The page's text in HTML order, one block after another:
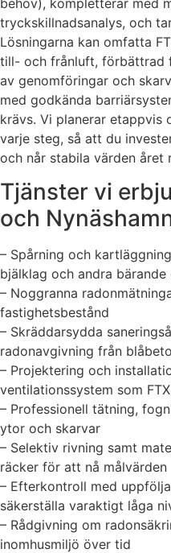
tryckskillnadsanalys, och
Lösningarna kan omfatta
till- och frånluft, förbättrad
av genomföringar och
med godkända
krävs. Vi planerar
varje steg, så att du
och når stabila värden året
Tjänster vi
och
– Spårning och
bjälklag och andra bärande
– Noggranna
fastighetsbestånd
– Skräddarsydda
radonavgivning från
– Projektering och
ventilationssystem som
– Professionell tätning,
ytor och skarvar
– Selektiv rivning samt
räcker för att nå målvärden
– Efterkontroll med
säkerställa varaktigt låga
– Rådgivning om
inomhusmiljö över tid